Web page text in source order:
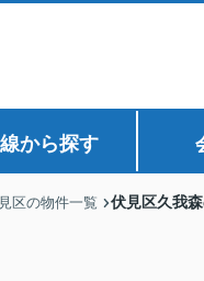
から探す
区の物件一覧 伏見区久我